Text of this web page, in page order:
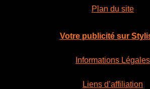
Plan du site
Votre publicité sur
Informations Légales
Liens d’affiliation